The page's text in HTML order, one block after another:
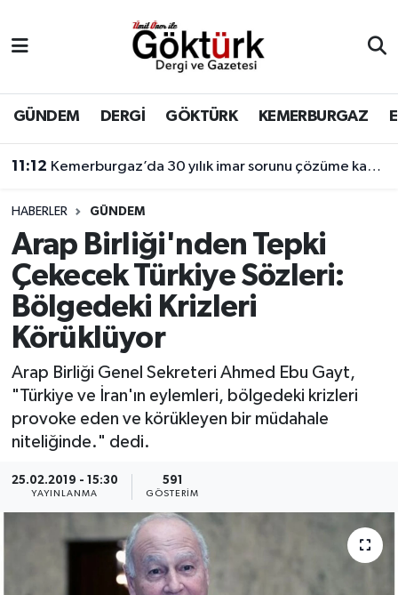
GÜNDEM DERGİ GÖKTÜRK KEMERBURGAZ
11:12 Kemerburgaz’da 30 yılık imar sorunu çözüme kavuşuyor
HABERLER GÜNDEM
Arap Birliği'nden Tepki
Çekecek Türkiye Sözleri:
Bölgedeki Krizleri
Körüklüyor
Arap Birliği Genel Sekreteri Ahmed Ebu Gayt,
"Türkiye ve İran'ın eylemleri, bölgedeki krizleri
provoke eden ve körükleyen bir müdahale
niteliğinde." dedi.
25.02.2019 - 15:30
YAYINLANMA
591
GÖSTERIM
BİLİM
DERGİ
DÜNYA
EĞİTİM
EKONOMİ
GÖKTÜRK
GÜNDEM
KÜLTÜR - SANAT
ÖZEL HABER
Eyüpsultan Hava Durumu
Eyüpsultan Trafik Yoğunluk Haritası
Süper Lig Puan Durumu ve Fikstür
Tüm Manşetler
Son Dakika Haberleri
Haber Arşivi